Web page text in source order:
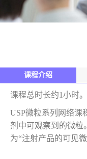
课程介绍
课程总时长约1小时。
USP微粒系列网络课
剂中可观察到的微粒
为“注射产品的可见